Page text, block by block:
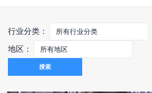
行业分类：
地区：
搜索